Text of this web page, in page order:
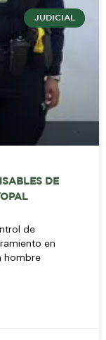
JUDICIAL
DE
de
en
hombre